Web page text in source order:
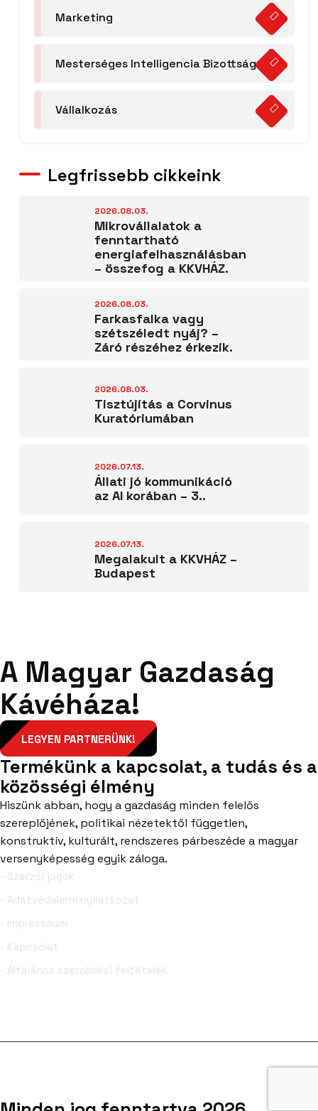
Marketing
Mesterséges Intelligencia Bizottság
Vállalkozás
Legfrissebb cikkeink
2026.08.03.
Mikrovállalatok a
fenntartható
energiafelhasználásban
– összefog a KKVHÁZ.
2026.08.03.
Farkasfalka vagy
szétszéledt nyáj? –
Záró részéhez érkezik.
2026.08.03.
Tisztújítás a Corvinus
Kuratóriumában
2026.07.13.
Állati jó kommunikáció
az AI korában – 3..
2026.07.13.
Megalakult a KKVHÁZ –
Budapest
A Magyar Gazdaság
Kávéháza!
LEGYEN PARTNERÜNK!
Termékünk a kapcsolat, a tudás és a
közösségi élmény
Hiszünk abban, hogy a gazdaság minden felelős
szereplőjének, politikai nézetektől független,
konstruktív, kulturált, rendszeres párbeszéde a magyar
versenyképesség egyik záloga.
- Szerzői jogok
- Adatvédelemi nyilatkozat
- Impresszum
- Kapcsolat
- Általános szerződési feltételek